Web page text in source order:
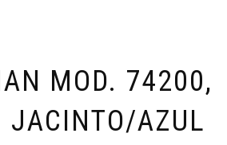
MOD. 74200,
JACINTO/AZUL